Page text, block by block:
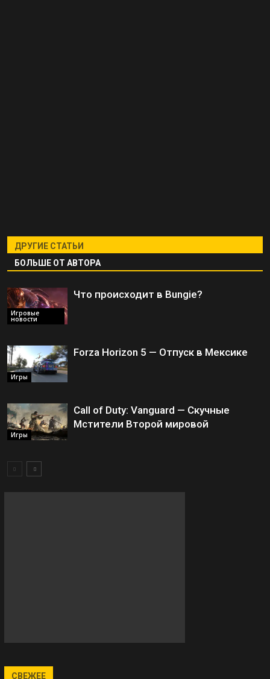
ДРУГИЕ СТАТЬИ
БОЛЬШЕ ОТ АВТОРА
Игровые
новости
Что происходит в Bungie?
Игры
Forza Horizon 5 — Отпуск в Мексике
Игры
Call of Duty: Vanguard — Скучные
Мстители Второй мировой
СВЕЖЕЕ